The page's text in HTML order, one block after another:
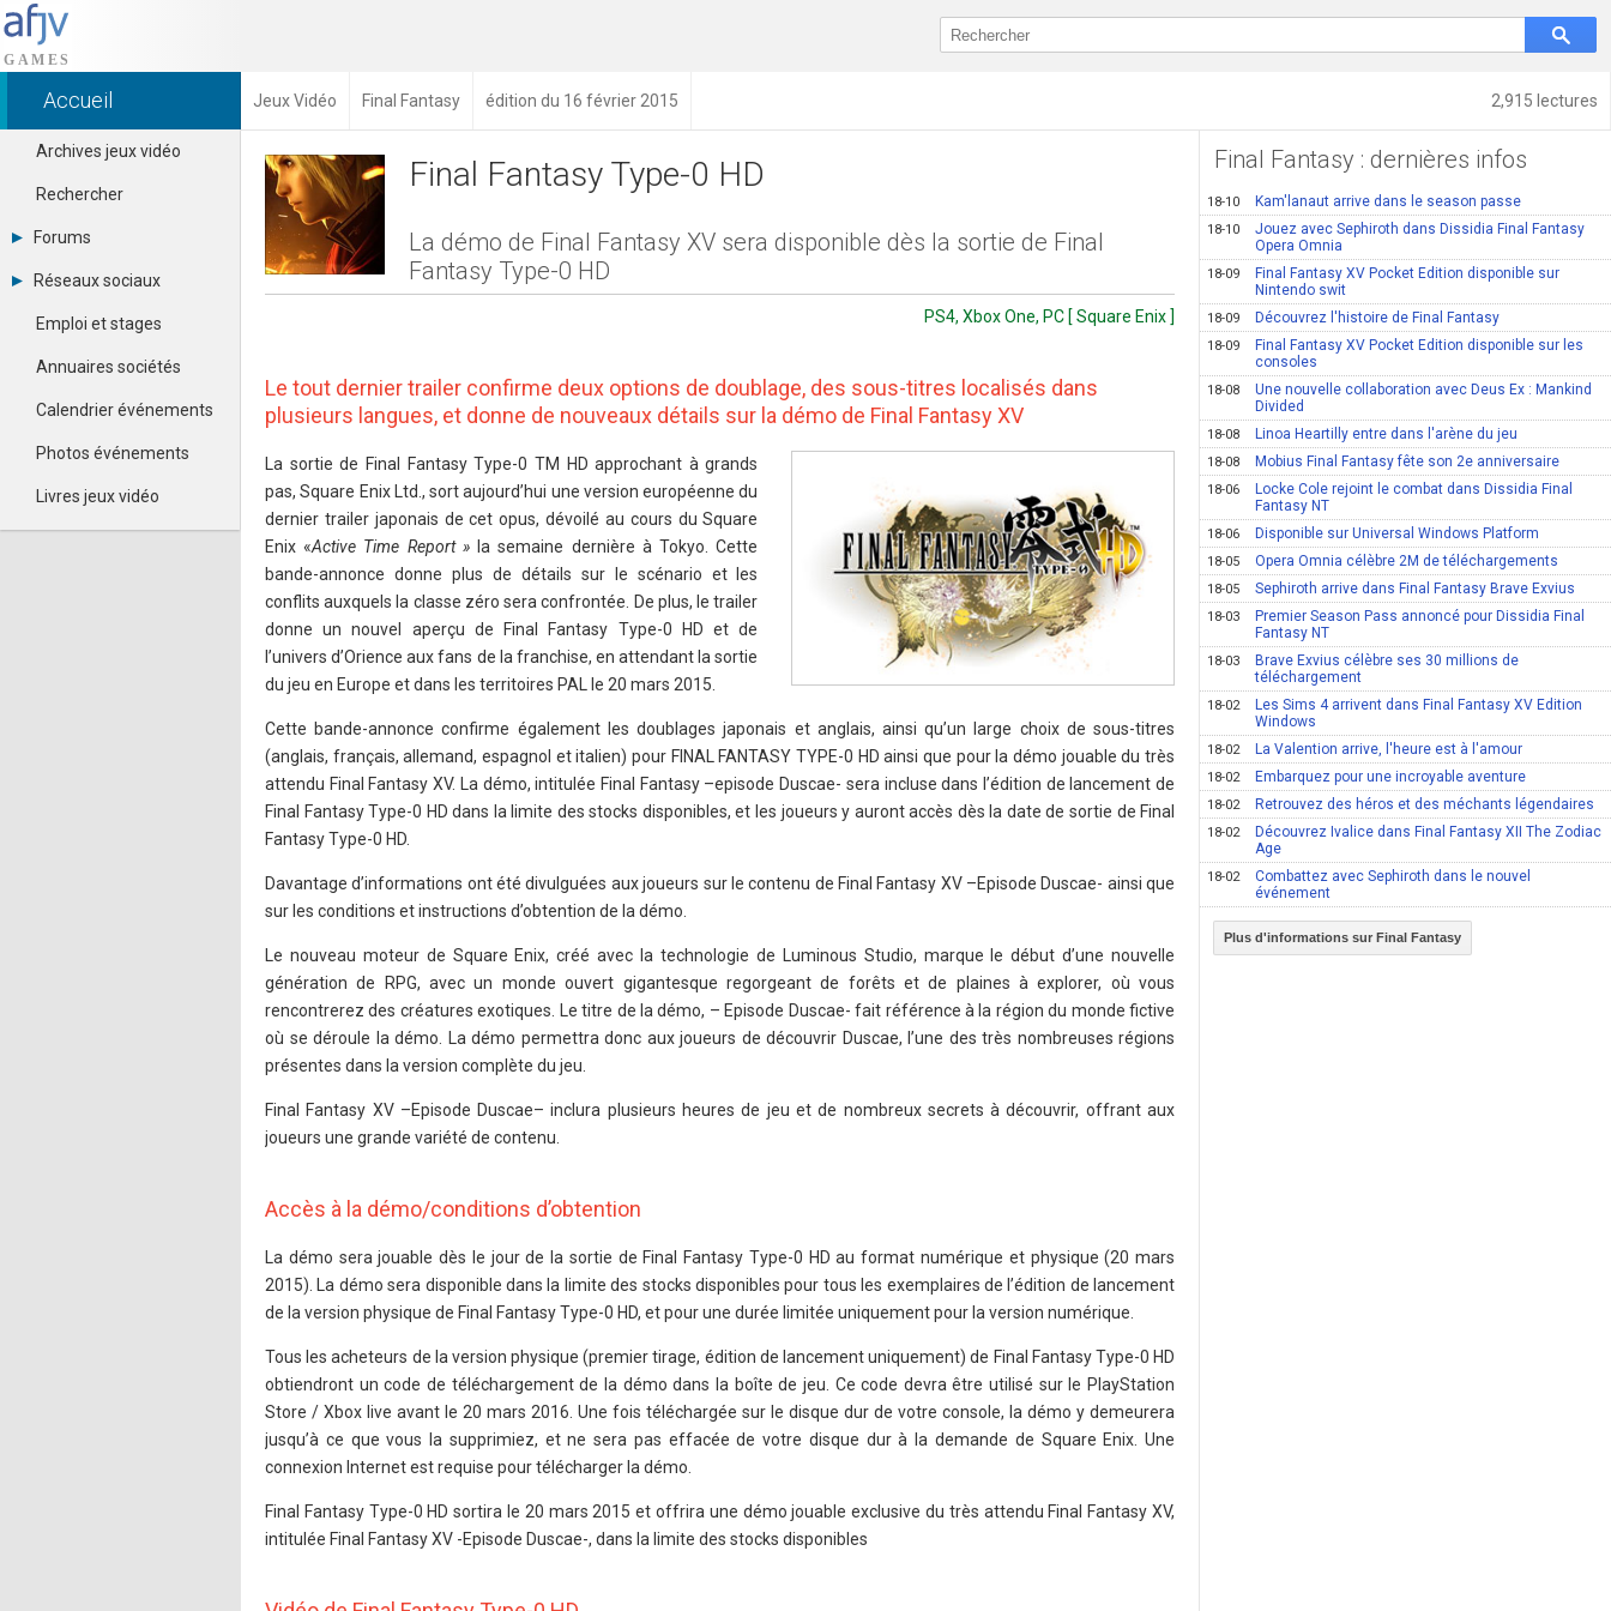
2,915 lectures
Accueil Jeux Vidéo Final Fantasy édition du 16 février 2015
Archives jeux vidéo
Rechercher
Forums
Tous les forums
Se connecter
Contacter un modérateur
Réseaux sociaux
Dailymotion
Facebook
Google+
Pinterest
Youtube
Emploi et stages
Annuaires sociétés
Calendrier événements
Photos événements
Livres jeux vidéo
Final Fantasy Type-0 HD
La démo de Final Fantasy XV sera disponible dès la sortie de Final
Fantasy Type-0 HD
PS4, Xbox One, PC [ Square Enix ]
Le tout dernier trailer confirme deux options de doublage, des sous-titres localisés dans
plusieurs langues, et donne de nouveaux détails sur la démo de Final Fantasy XV
La sortie de Final Fantasy Type-0 TM HD approchant à grands
pas, Square Enix Ltd., sort aujourd’hui une version européenne du
dernier trailer japonais de cet opus, dévoilé au cours du Square
Enix «Active Time Report » la semaine dernière à Tokyo. Cette
bande-annonce donne plus de détails sur le scénario et les
conflits auxquels la classe zéro sera confrontée. De plus, le trailer
donne un nouvel aperçu de Final Fantasy Type-0 HD et de
l’univers d’Orience aux fans de la franchise, en attendant la sortie
du jeu en Europe et dans les territoires PAL le 20 mars 2015.
Cette bande-annonce confirme également les doublages japonais et anglais, ainsi qu’un large choix de sous-titres
(anglais, français, allemand, espagnol et italien) pour FINAL FANTASY TYPE-0 HD ainsi que pour la démo jouable du très
attendu Final Fantasy XV. La démo, intitulée Final Fantasy –episode Duscae- sera incluse dans l’édition de lancement de
Final Fantasy Type-0 HD dans la limite des stocks disponibles, et les joueurs y auront accès dès la date de sortie de Final
Fantasy Type-0 HD.
Davantage d’informations ont été divulguées aux joueurs sur le contenu de Final Fantasy XV –Episode Duscae- ainsi que
sur les conditions et instructions d’obtention de la démo.
Le nouveau moteur de Square Enix, créé avec la technologie de Luminous Studio, marque le début d’une nouvelle
génération de RPG, avec un monde ouvert gigantesque regorgeant de forêts et de plaines à explorer, où vous
rencontrerez des créatures exotiques. Le titre de la démo, – Episode Duscae- fait référence à la région du monde fictive
où se déroule la démo. La démo permettra donc aux joueurs de découvrir Duscae, l’une des très nombreuses régions
présentes dans la version complète du jeu.
Final Fantasy XV –Episode Duscae– inclura plusieurs heures de jeu et de nombreux secrets à découvrir, offrant aux
joueurs une grande variété de contenu.
Accès à la démo/conditions d’obtention
La démo sera jouable dès le jour de la sortie de Final Fantasy Type-0 HD au format numérique et physique (20 mars
2015). La démo sera disponible dans la limite des stocks disponibles pour tous les exemplaires de l’édition de lancement
de la version physique de Final Fantasy Type-0 HD, et pour une durée limitée uniquement pour la version numérique.
Tous les acheteurs de la version physique (premier tirage, édition de lancement uniquement) de Final Fantasy Type-0 HD
obtiendront un code de téléchargement de la démo dans la boîte de jeu. Ce code devra être utilisé sur le PlayStation
Store / Xbox live avant le 20 mars 2016. Une fois téléchargée sur le disque dur de votre console, la démo y demeurera
jusqu’à ce que vous la supprimiez, et ne sera pas effacée de votre disque dur à la demande de Square Enix. Une
connexion Internet est requise pour télécharger la démo.
Final Fantasy Type-0 HD sortira le 20 mars 2015 et offrira une démo jouable exclusive du très attendu Final Fantasy XV,
intitulée Final Fantasy XV -Episode Duscae-, dans la limite des stocks disponibles
Final Fantasy : dernières infos
18-10 Kam'lanaut arrive dans le season passe
18-10
Jouez avec Sephiroth dans Dissidia Final Fantasy
Opera Omnia
18-09
Final Fantasy XV Pocket Edition disponible sur
Nintendo swit
18-09 Découvrez l'histoire de Final Fantasy
18-09
Final Fantasy XV Pocket Edition disponible sur les
consoles
18-08
Une nouvelle collaboration avec Deus Ex : Mankind
Divided
18-08 Linoa Heartilly entre dans l'arène du jeu
18-08 Mobius Final Fantasy fête son 2e anniversaire
18-06
Locke Cole rejoint le combat dans Dissidia Final
Fantasy NT
18-06 Disponible sur Universal Windows Platform
18-05 Opera Omnia célèbre 2M de téléchargements
18-05 Sephiroth arrive dans Final Fantasy Brave Exvius
18-03
Premier Season Pass annoncé pour Dissidia Final
Fantasy NT
18-03
Brave Exvius célèbre ses 30 millions de
téléchargement
18-02
Les Sims 4 arrivent dans Final Fantasy XV Edition
Windows
18-02 La Valention arrive, l'heure est à l'amour
18-02 Embarquez pour une incroyable aventure
18-02 Retrouvez des héros et des méchants légendaires
18-02
Découvrez Ivalice dans Final Fantasy XII The Zodiac
Age
18-02
Combattez avec Sephiroth dans le nouvel
événement
Plus d'informations sur Final Fantasy